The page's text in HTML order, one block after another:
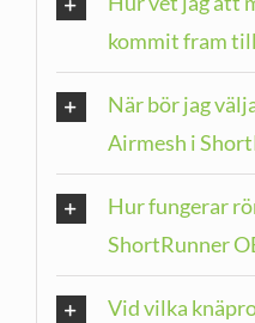
kommit fram
När bör jag
Airmesh i
Hur fungerar
ShortRunner
Vid vilka